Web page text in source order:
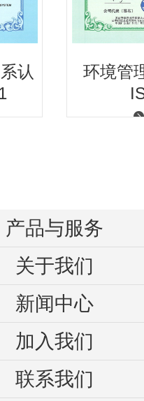
产品与服务
关于我们
新闻中心
加入我们
联系我们